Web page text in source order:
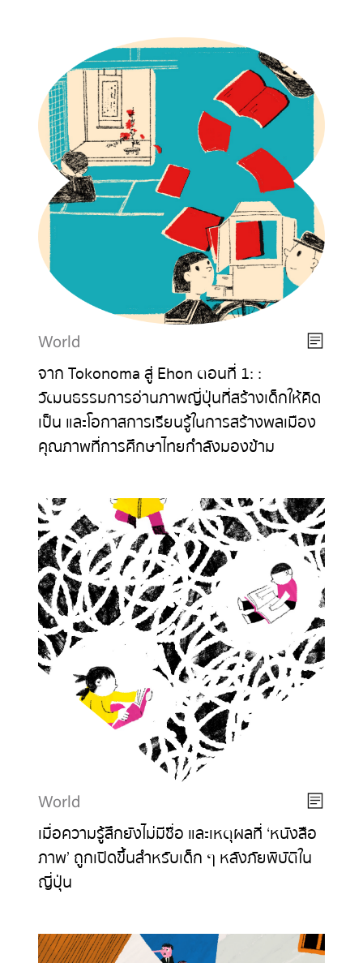
World
จาก Tokonoma สู่ Ehon ตอนที่ 1: :
วัฒนธรรมการอ่านภาพญี่ปุ่นที่สร้างเด็กให้คิด
เป็น และโอกาสการเรียนรู้ในการสร้างพลเมือง
คุณภาพที่การศึกษาไทยกำลังมองข้าม
World
เมื่อความรู้สึกยังไม่มีชื่อ และเหตุผลที่ ‘หนังสือ
ภาพ’ ถูกเปิดขึ้นสำหรับเด็ก ๆ หลังภัยพิบัติใน
ญี่ปุ่น